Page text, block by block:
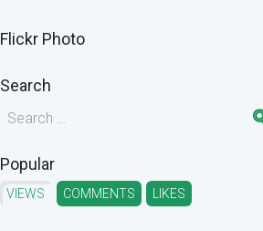
Flickr Photo
Search
Popular
VIEWS COMMENTS LIKES